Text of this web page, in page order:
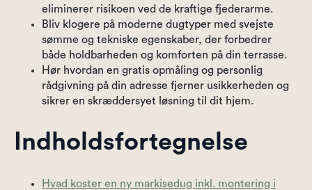
eliminerer risikoen ved de kraftige fjederarme.
Bliv klogere på moderne dugtyper med svejste
sømme og tekniske egenskaber, der forbedrer
både holdbarheden og komforten på din terrasse.
Hør hvordan en gratis opmåling og personlig
rådgivning på din adresse fjerner usikkerheden og
sikrer en skræddersyet løsning til dit hjem.
Indholdsfortegnelse
Hvad koster en ny markisedug inkl. montering i